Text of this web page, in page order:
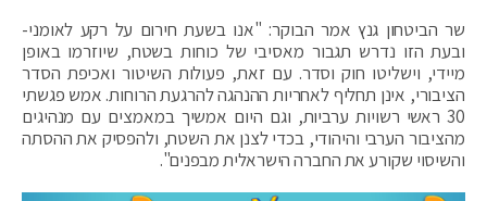
שר הביטחון גנץ אמר הבוקר: "אנו בשעת חירום על רקע לאומני-
ובעת הזו נדרש תגבור מאסיבי של כוחות בשטח, שיוזרמו באופן
מיידי, וישליטו חוק וסדר. עם זאת, פעולות השיטור ואכיפת הסדר
הציבורי, אינן תחליף לאחריות ההנהגה להרגעת הרוחות. אמש פגשתי
30 ראשי רשויות ערביות, וגם היום אמשיך במאמצים עם מנהיגים
מהציבור הערבי והיהודי, בכדי לצנן את השטח, ולהפסיק את ההסתה
והשיסוי שקורע את החברה הישראלית מבפנים".